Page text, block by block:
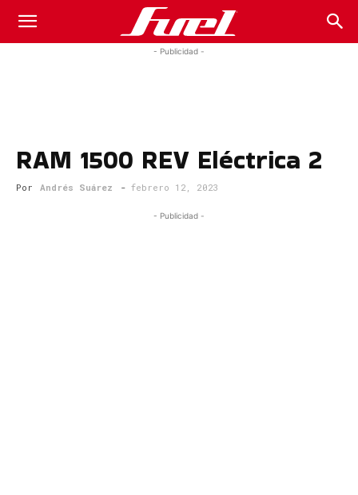
Fuel
Magazine
- Publicidad -
RAM 1500 REV Eléctrica 2
Por Andrés Suárez - febrero 12, 2023
- Publicidad -